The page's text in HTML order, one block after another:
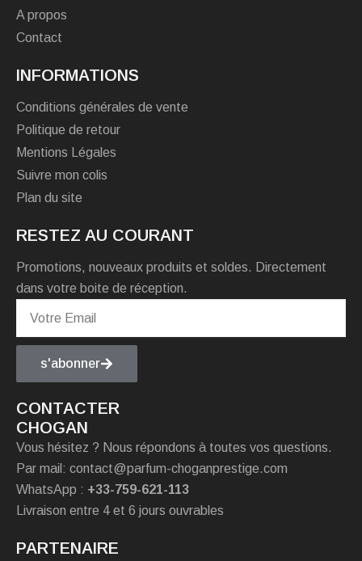
A propos
Contact
INFORMATIONS
Conditions générales de vente
Politique de retour
Mentions Légales
Suivre mon colis
Plan du site
RESTEZ AU COURANT
Promotions, nouveaux produits et soldes. Directement
dans votre boite de réception.
s'abonner
CONTACTER
CHOGAN
Vous hésitez ? Nous répondons à toutes vos questions.
Par mail: contact@parfum-choganprestige.com
WhatsApp : +33-759-621-113
Livraison entre 4 et 6 jours ouvrables
PARTENAIRE